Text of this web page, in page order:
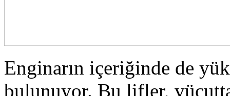
Enginarın içeriğinde de
bulunuyor. Bu lifler,